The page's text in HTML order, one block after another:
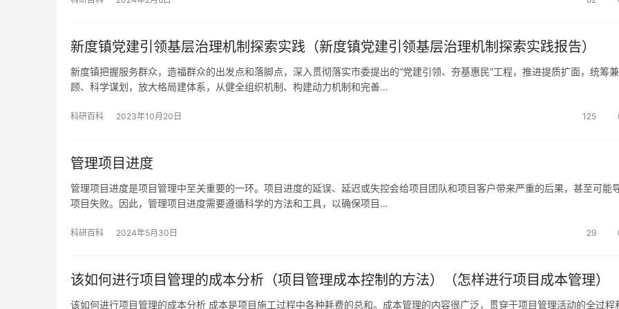
新度镇党建引领基层治理机制探索实践（新度镇党建引领基层治理机制探索实践报告）
新度镇把握服务群众，造福群众的出发点和落脚点，深入贯彻落实市委提出的“党建引领、夯基惠民”工程，推进提质扩面，统筹兼
顾、科学谋划，放大格局建体系，从健全组织机制、构建动力机制和完善…
科研百科 2023年10月20日 125
管理项目进度
管理项目进度是项目管理中至关重要的一环。项目进度的延误、延迟或失控会给项目团队和项目客户带来严重的后果，甚至可能
项目失败。因此，管理项目进度需要遵循科学的方法和工具，以确保项目…
科研百科 2024年5月30日 29
该如何进行项目管理的成本分析（项目管理成本控制的方法）（怎样进行项目成本管理）
该如何进行项目管理的成本分析 成本是项目施工过程中各种耗费的总和。成本管理的内容很广泛，贯穿于项目管理活动的全过程